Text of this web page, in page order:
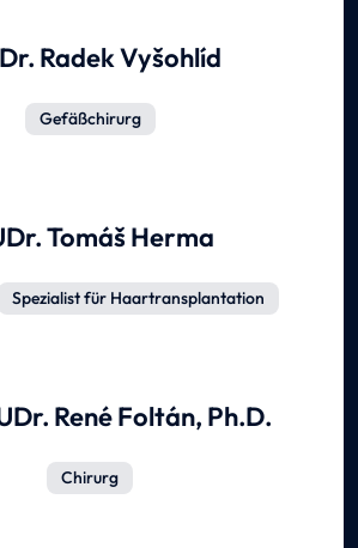
Radek Vyšohlíd
Gefäßchirurg
Tomáš Herma
Spezialist für Haartransplantation
René Foltán, Ph.D.
Chirurg